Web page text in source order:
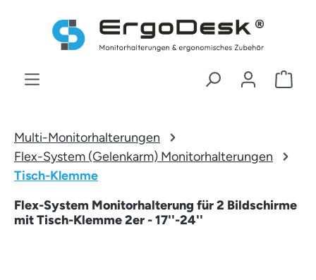
Zum Hauptinhalt springen
Multi-Monitorhalterungen
Flex-System (Gelenkarm) Monitorhalterungen
Tisch-Klemme
Flex-System Monitorhalterung für 2 Bildschirme
mit Tisch-Klemme 2er - 17''-24''